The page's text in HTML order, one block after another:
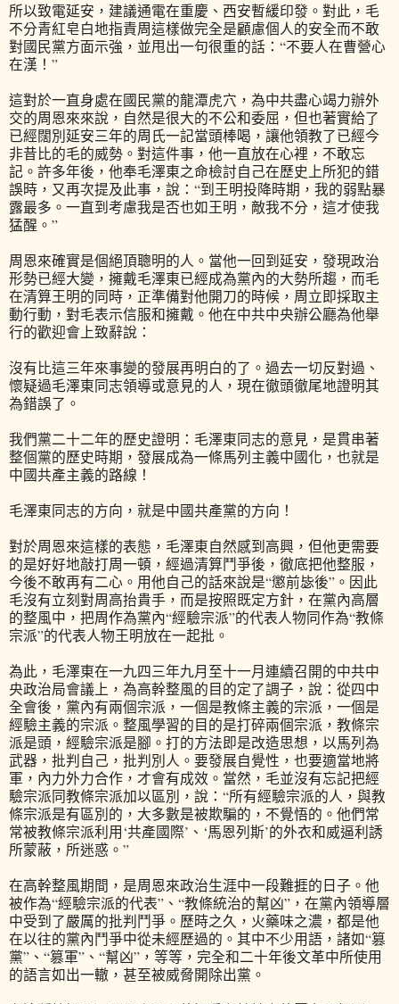
所以致電延安，建議通電在重慶、西安暫緩印發。對此，毛
不分青紅皂白地指責周這樣做完全是顧慮個人的安全而不敢
對國民黨方面示強，並甩出一句很重的話：“不要人在曹營心
在漢！”
這對於一直身處在國民黨的龍潭虎穴，為中共盡心竭力辦外
交的周恩來來說，自然是很大的不公和委屈，但也著實給了
已經闊別延安三年的周氏一記當頭棒喝，讓他領教了已經今
非昔比的毛的威勢。對這件事，他一直放在心裡，不敢忘
記。許多年後，他奉毛澤東之命檢討自己在歷史上所犯的錯
誤時，又再次提及此事，說：“到王明投降時期，我的弱點暴
露最多。一直到考慮我是否也如王明，敵我不分，這才使我
猛醒。”
周恩來確實是個絕頂聰明的人。當他一回到延安，發現政治
形勢已經大變，擁戴毛澤東已經成為黨內的大勢所趨，而毛
在清算王明的同時，正準備對他開刀的時候，周立即採取主
動行動，對毛表示信服和擁戴。他在中共中央辦公廳為他舉
行的歡迎會上致辭說：
沒有比這三年來事變的發展再明白的了。過去一切反對過、
懷疑過毛澤東同志領導或意見的人，現在徹頭徹尾地證明其
為錯誤了。
我們黨二十二年的歷史證明：毛澤東同志的意見，是貫串著
整個黨的歷史時期，發展成為一條馬列主義中國化，也就是
中國共產主義的路線！
毛澤東同志的方向，就是中國共產黨的方向！
對於周恩來這樣的表態，毛澤東自然感到高興，但他更需要
的是好好地敲打周一頓，經過清算鬥爭後，徹底把他整服，
今後不敢再有二心。用他自己的話來說是“懲前毖後”。因此
毛沒有立刻對周高抬貴手，而是按照既定方針，在黨內高層
的整風中，把周作為黨內“經驗宗派”的代表人物同作為“教條
宗派”的代表人物王明放在一起批。
為此，毛澤東在一九四三年九月至十一月連續召開的中共中
央政治局會議上，為高幹整風的目的定了調子，說：從四中
全會後，黨內有兩個宗派，一個是教條主義的宗派，一個是
經驗主義的宗派。整風學習的目的是打碎兩個宗派，教條宗
派是頭，經驗宗派是腳。打的方法即是改造思想，以馬列為
武器，批判自己，批判別人。要發展自覺性，也要適當地將
軍，內力外力合作，才會有成效。當然，毛並沒有忘記把經
驗宗派同教條宗派加以區別，說：“所有經驗宗派的人，與教
條宗派是有區別的，大多數是被欺騙的，不覺悟的。他們常
常被教條宗派利用‘共產國際’、‘馬恩列斯’的外衣和威逼利誘
所蒙蔽，所迷惑。”
在高幹整風期間，是周恩來政治生涯中一段難捱的日子。他
被作為“經驗宗派的代表”、“教條統治的幫凶”，在黨內領導層
中受到了嚴厲的批判鬥爭。歷時之久，火藥味之濃，都是他
在以往的黨內鬥爭中從未經歷過的。其中不少用語，諸如“篡
黨”、“篡軍”、“幫凶”，等等，完全和二十年後文革中所使用
的語言如出一轍，甚至被威脅開除出黨。